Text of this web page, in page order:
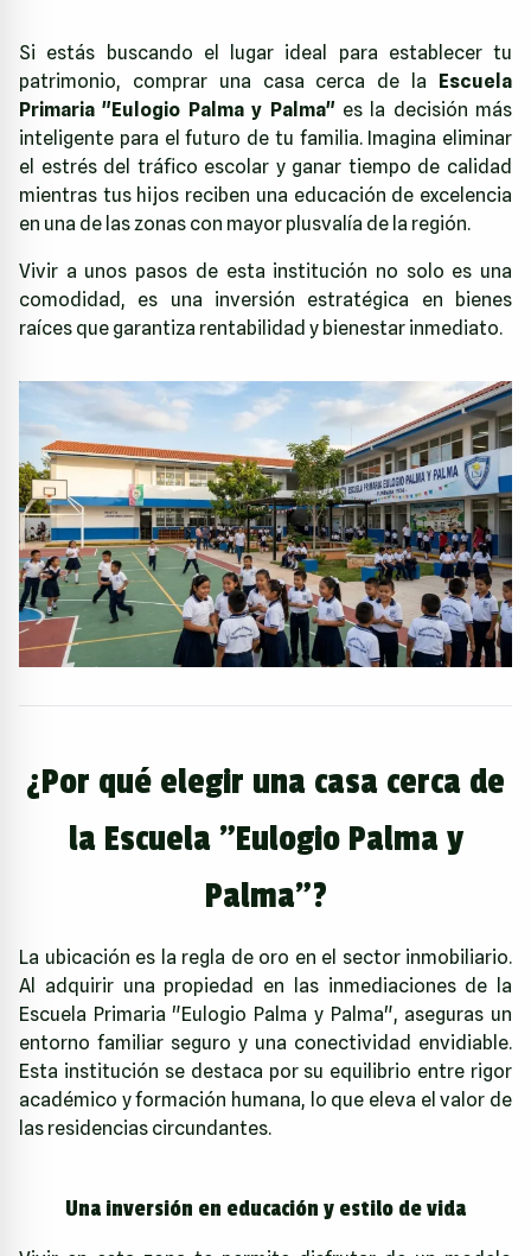
Si estás buscando el lugar ideal para establecer tu
patrimonio, comprar una casa cerca de la Escuela
Primaria "Eulogio Palma y Palma"es la decisión más
inteligente para el futuro de tu familia. Imagina eliminar
el estrés del tráfico escolar y ganar tiempo de calidad
mientras tus hijos reciben una educación de excelencia
en una de las zonas con mayor plusvalía de la región.
Vivir a unos pasos de esta institución no solo es una
comodidad, es una inversión estratégica en bienes
raíces que garantiza rentabilidad y bienestar inmediato.
¿Por qué elegir una casa cerca de
la Escuela "Eulogio Palma y
Palma"?
La ubicación es la regla de oro en el sector inmobiliario.
Al adquirir una propiedad en las inmediaciones de la
Escuela Primaria "Eulogio Palma y Palma", aseguras un
entorno familiar seguro y una conectividad envidiable.
Esta institución se destaca por su equilibrio entre rigor
académico y formación humana, lo que eleva el valor de
las residencias circundantes.
Una inversión en educación y estilo de vida